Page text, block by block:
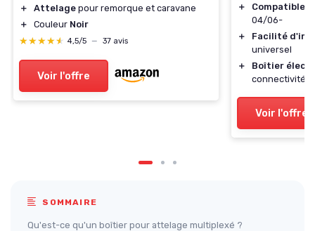
＋
Attelage pour remorque et caravane
＋
Couleur Noir
★★★★★
★★★★★ 4,5/5 — 37 avis
Voir l'offre
＋ Compatible
04/06-
＋
Facilité
universel
＋
Boîtier
connectivité
Voir l'offre
SOMMAIRE
Qu'est-ce qu'un boîtier pour attelage multiplexé ?